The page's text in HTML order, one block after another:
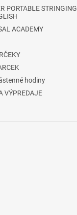
PORTABLE STRINGING
ACADEMY
hodiny
VÝPREDAJE